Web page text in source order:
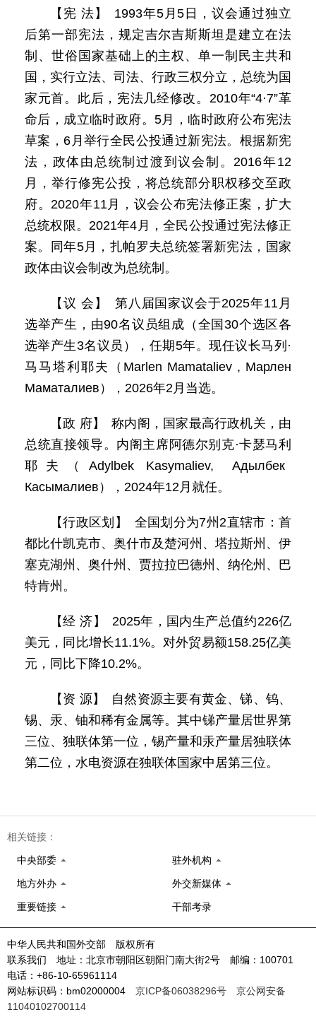
【宪 法】 1993年5月5日，议会通过独立
后第一部宪法，规定吉尔吉斯斯坦是建立在法
制、世俗国家基础上的主权、单一制民主共和
国，实行立法、司法、行政三权分立，总统为国
家元首。此后，宪法几经修改。2010年“4·7”革
命后，成立临时政府。5月，临时政府公布宪法
草案，6月举行全民公投通过新宪法。根据新宪
法，政体由总统制过渡到议会制。2016年12
月，举行修宪公投，将总统部分职权移交至政
府。2020年11月，议会公布宪法修正案，扩大
总统权限。2021年4月，全民公投通过宪法修正
案。同年5月，扎帕罗夫总统签署新宪法，国家
政体由议会制改为总统制。
【议 会】 第八届国家议会于2025年11月
选举产生，由90名议员组成（全国30个选区各
选举产生3名议员），任期5年。现任议长马列·
马马塔利耶夫（Marlen Mamataliev , Марлен
Маматалиев），2026年2月当选。
【政 府】 称内阁，国家最高行政机关，由
总统直接领导。内阁主席阿德尔别克·卡瑟马利
耶夫（Adylbek Kasymaliev, Адылбек
Касымалиев），2024年12月就任。
【行政区划】 全国划分为7州2直辖市：首
都比什凯克市、奥什市及楚河州、塔拉斯州、伊
塞克湖州、奥什州、贾拉拉巴德州、纳伦州、巴
特肯州。
【经 济】 2025年，国内生产总值约226亿
美元，同比增长11.1%。对外贸易额158.25亿美
元，同比下降10.2%。
【资 源】 自然资源主要有黄金、锑、钨、
锡、汞、铀和稀有金属等。其中锑产量居世界第
三位、独联体第一位，锡产量和汞产量居独联体
第二位，水电资源在独联体国家中居第三位。
相关链接：
中央部委 驻外机构
地方外办 外交新媒体
重要链接 干部考录
中华人民共和国外交部 版权所有
联系我们 地址：北京市朝阳区朝阳门南大街2号 邮编：100701
电话：+86-10-65961114
网站标识码：bm02000004 京ICP备06038296号
京公网安备
11040102700114